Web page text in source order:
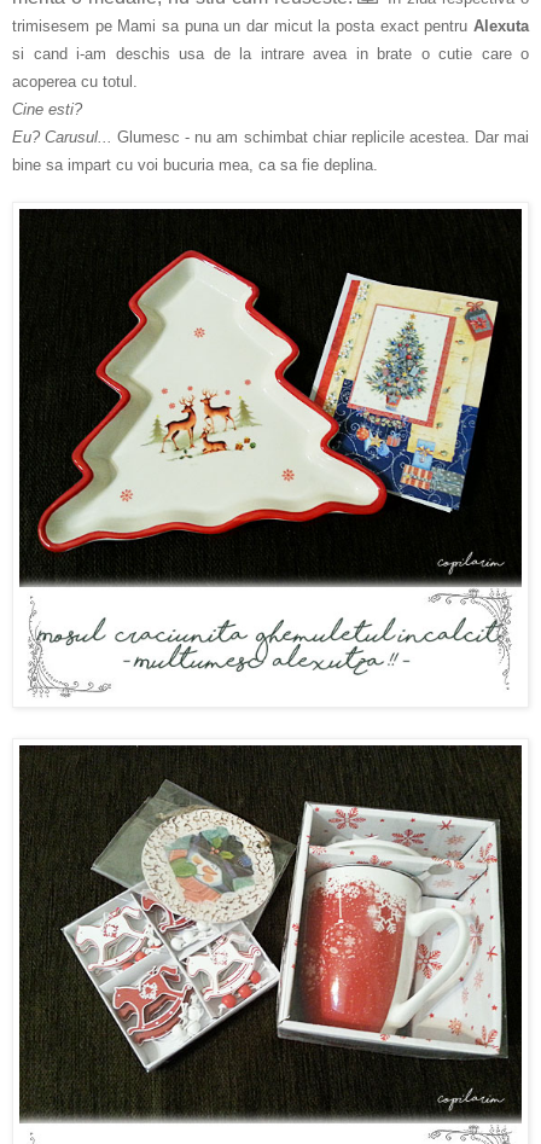
trimisesem pe Mami sa puna un dar micut la posta exact pentru Alexuta
si cand i-am deschis usa de la intrare avea in brate o cutie care o
acoperea cu totul.
Cine esti?
Eu? Carusul...Glumesc - nu am schimbat chiar replicile acestea. Dar mai
bine sa impart cu voi bucuria mea, ca sa fie deplina.